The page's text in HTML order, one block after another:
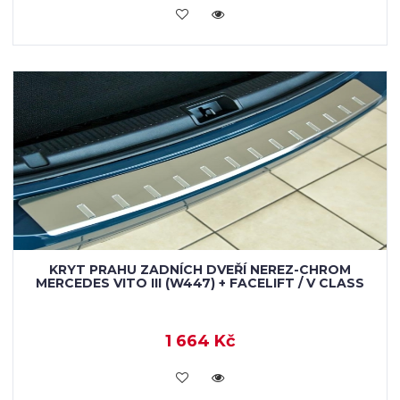
KOUPIT
KRYT PRAHU ZADNÍCH DVEŘÍ NEREZ-CHROM
MERCEDES VITO III (W447) + FACELIFT / V CLASS
1 664 Kč
KOUPIT